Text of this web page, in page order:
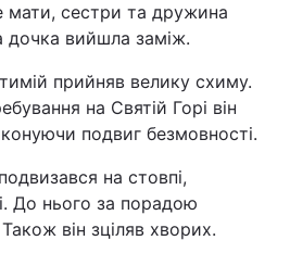
Фотобанк
мати, сестри та дружина
дочка вийшла заміж.
прийняв велику схиму.
на Святій Горі він
подвиг безмовності.
на стовпі,
До нього за порадою
він зціляв хворих.